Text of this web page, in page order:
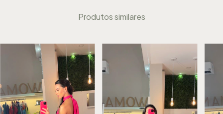
Produtos similares